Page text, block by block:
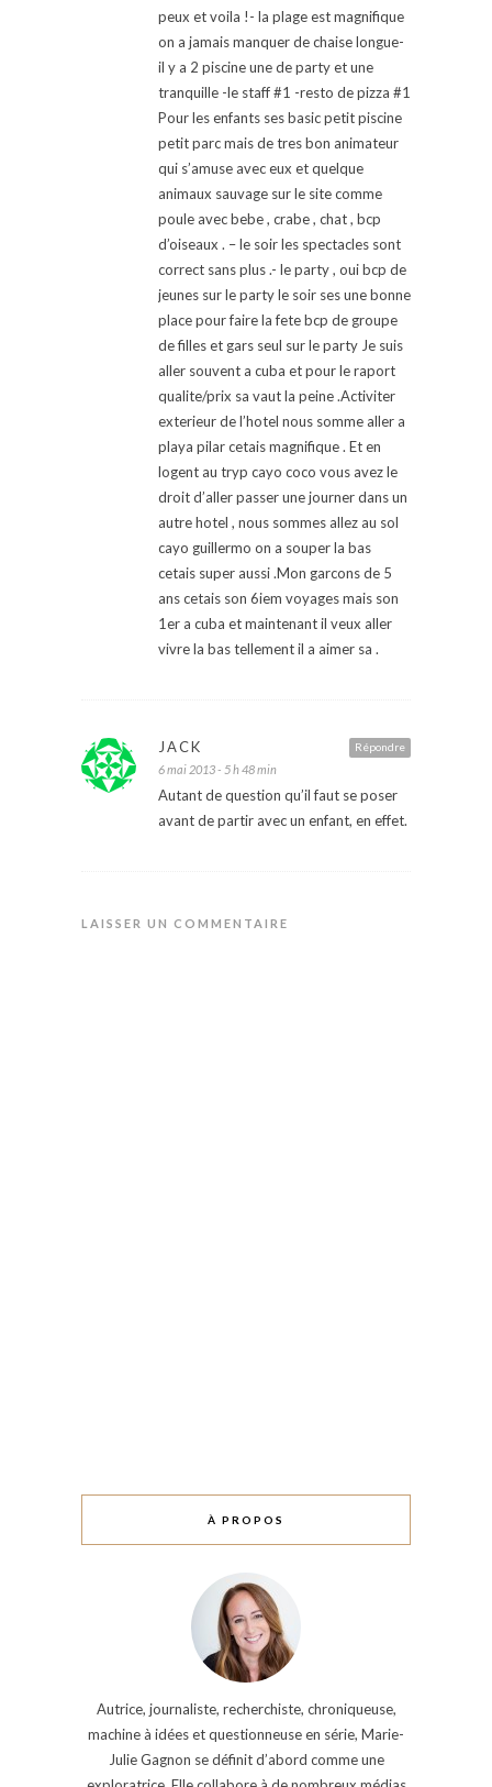
peux et voila !- la plage est magnifique
on a jamais manquer de chaise longue-
il y a 2 piscine une de party et une
tranquille -le staff #1 -resto de pizza #1
Pour les enfants ses basic petit piscine
petit parc mais de tres bon animateur
qui s’amuse avec eux et quelque
animaux sauvage sur le site comme
poule avec bebe , crabe , chat , bcp
d’oiseaux . – le soir les spectacles sont
correct sans plus .- le party , oui bcp de
jeunes sur le party le soir ses une bonne
place pour faire la fete bcp de groupe
de filles et gars seul sur le party Je suis
aller souvent a cuba et pour le raport
qualite/prix sa vaut la peine .Activiter
exterieur de l’hotel nous somme aller a
playa pilar cetais magnifique . Et en
logent au tryp cayo coco vous avez le
droit d’aller passer une journer dans un
autre hotel , nous sommes allez au sol
cayo guillermo on a souper la bas
cetais super aussi .Mon garcons de 5
ans cetais son 6iem voyages mais son
1er a cuba et maintenant il veux aller
vivre la bas tellement il a aimer sa .
Répondre
JACK
6 mai 2013 - 5 h 48 min
Autant de question qu’il faut se poser
avant de partir avec un enfant, en effet.
LAISSER UN COMMENTAIRE
À PROPOS
Autrice, journaliste, recherchiste, chroniqueuse,
machine à idées et questionneuse en série, Marie-
Julie Gagnon se définit d’abord comme une